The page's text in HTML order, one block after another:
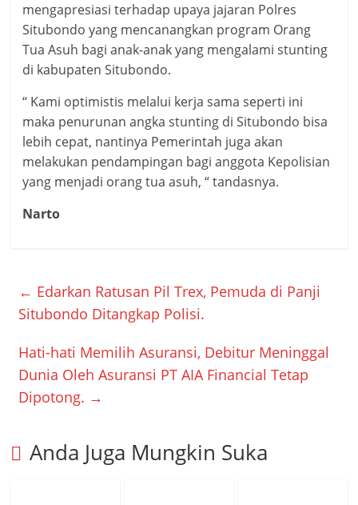
mengapresiasi terhadap upaya jajaran Polres
Situbondo yang mencanangkan program Orang
Tua Asuh bagi anak-anak yang mengalami stunting
di kabupaten Situbondo.
“ Kami optimistis melalui kerja sama seperti ini
maka penurunan angka stunting di Situbondo bisa
lebih cepat, nantinya Pemerintah juga akan
melakukan pendampingan bagi anggota Kepolisian
yang menjadi orang tua asuh, “ tandasnya.
Narto
← Edarkan Ratusan Pil Trex, Pemuda di Panji
Situbondo Ditangkap Polisi.
Hati-hati Memilih Asuransi, Debitur Meninggal
Dunia Oleh Asuransi PT AIA Financial Tetap
Dipotong. →
Anda Juga Mungkin Suka